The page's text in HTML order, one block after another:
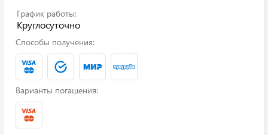
График работы:
Круглосуточно
Способы получения:
Варианты погашения: